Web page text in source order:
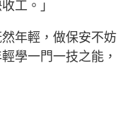
工。」
年輕，做保安不妨
學一門一技之能，